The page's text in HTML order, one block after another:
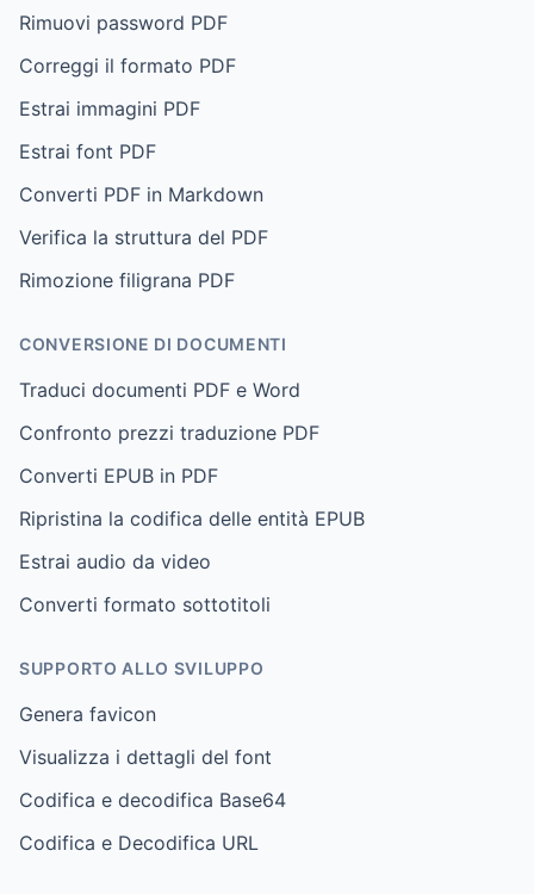
Rimuovi password PDF
Correggi il formato PDF
Estrai immagini PDF
Estrai font PDF
Converti PDF in Markdown
Verifica la struttura del PDF
Rimozione filigrana PDF
CONVERSIONE DI DOCUMENTI
Traduci documenti PDF e Word
Confronto prezzi traduzione PDF
Converti EPUB in PDF
Ripristina la codifica delle entità EPUB
Estrai audio da video
Converti formato sottotitoli
SUPPORTO ALLO SVILUPPO
Genera favicon
Visualizza i dettagli del font
Codifica e decodifica Base64
Codifica e Decodifica URL